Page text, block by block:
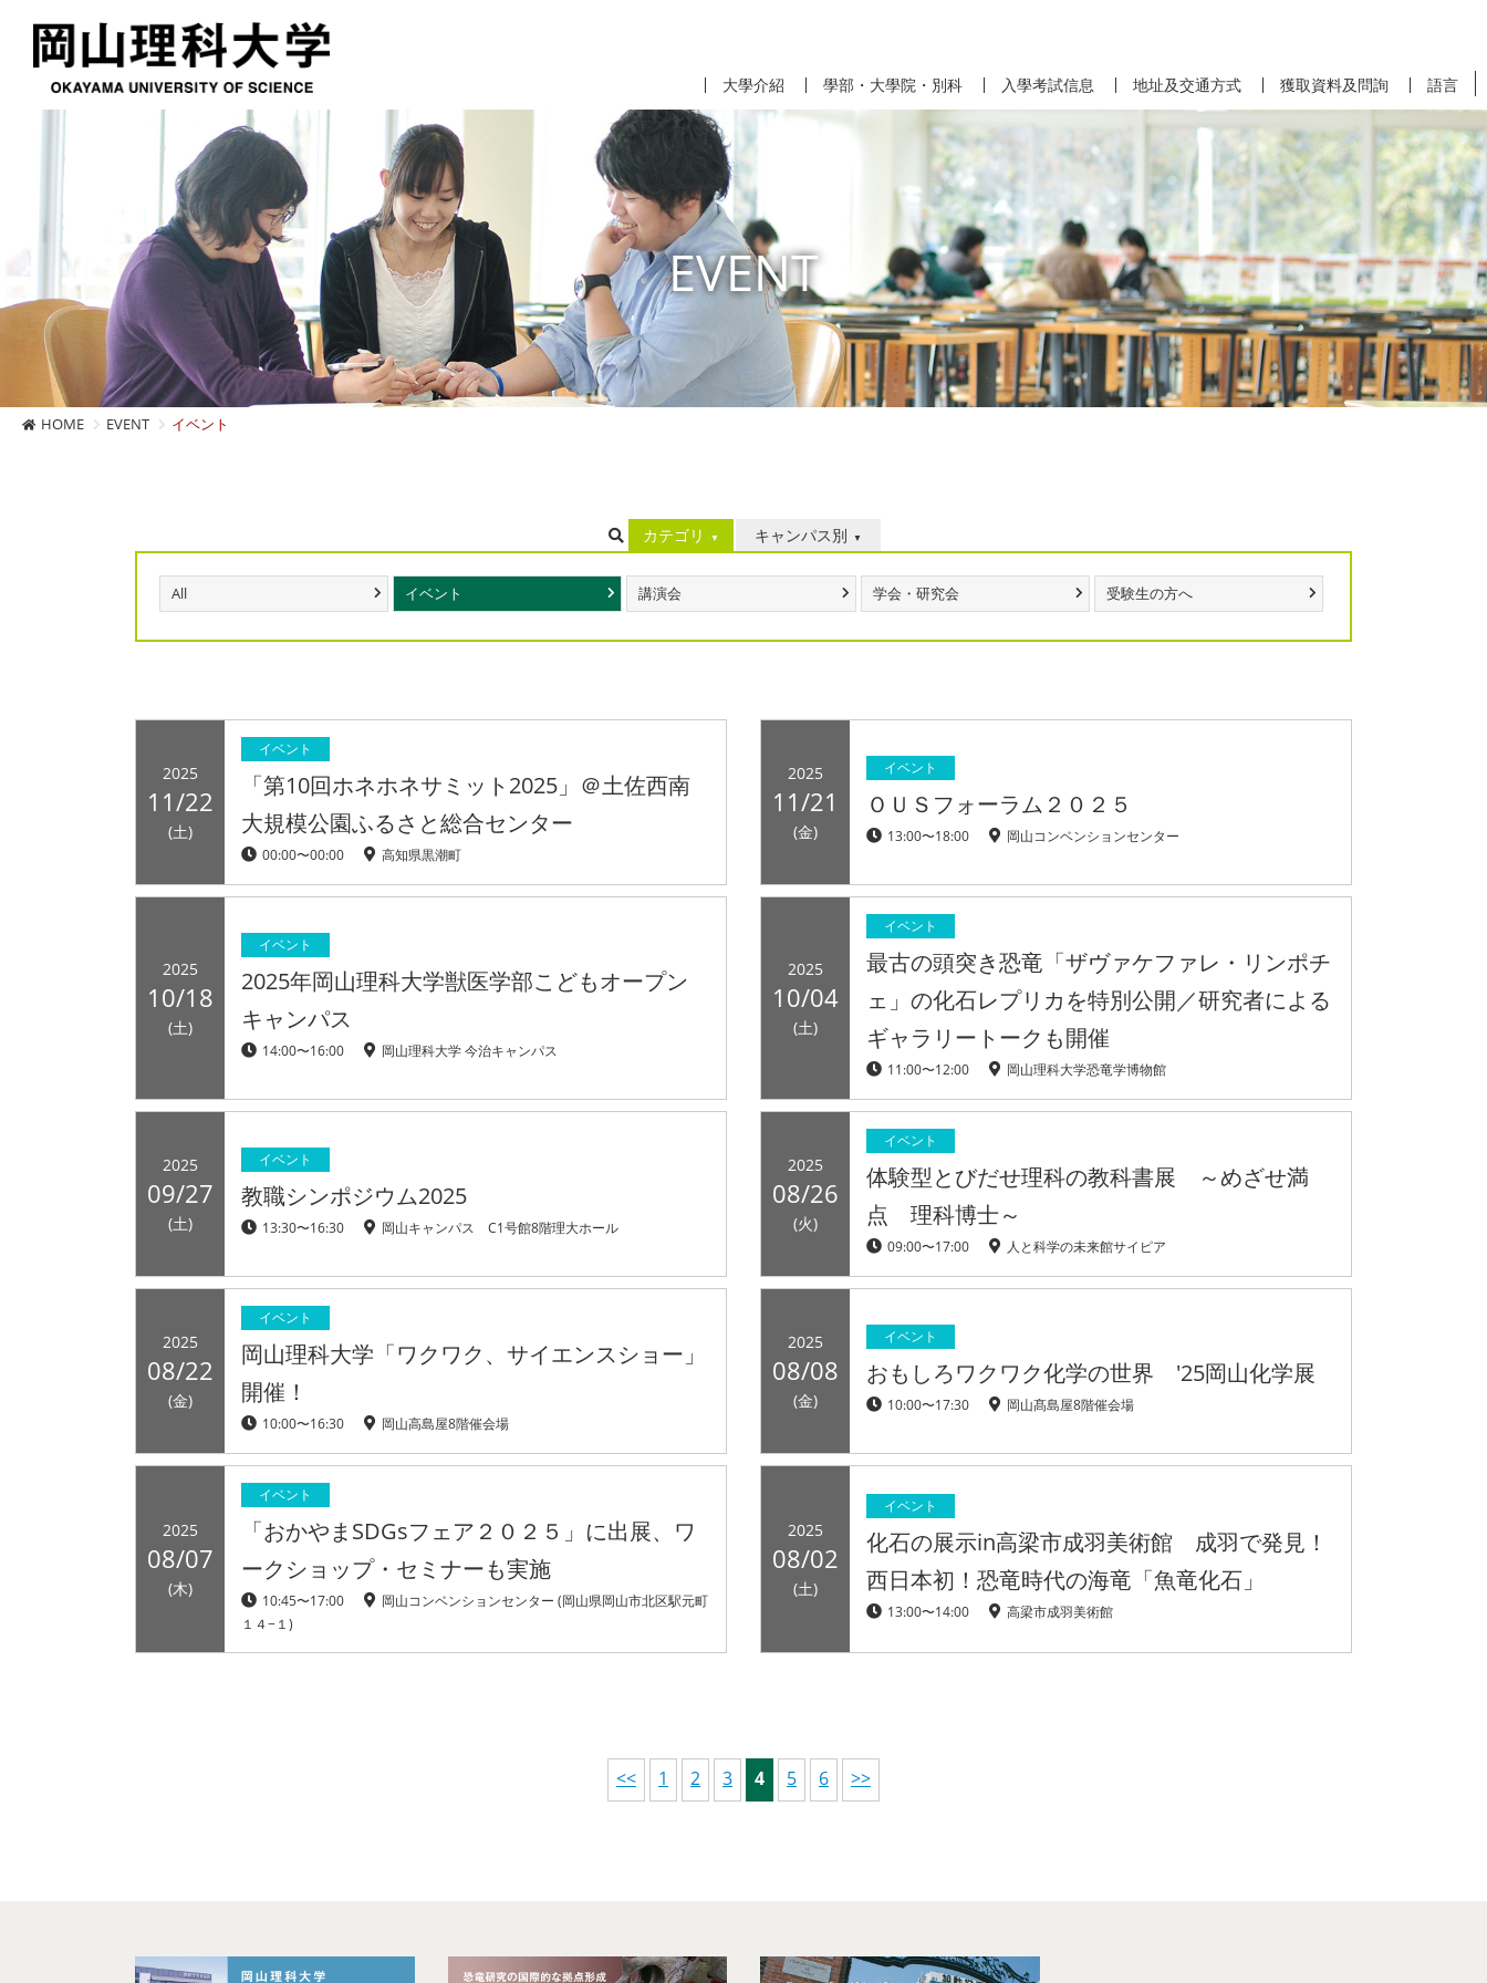
大學介紹 學部・大學院・別科 入學考試信息 地址及交通方式 獲取資料及問詢 語言
EVENT
HOME EVENT イベント
カテゴリ キャンパス別
All イベント 講演会 学会・研究会 受験生の方へ
2025
11/22
(土)
イベント
「第10回ホネホネサミット2025」＠土佐西南
大規模公園ふるさと総合センター
00:00〜00:00 高知県黒潮町
2025
11/21
(金)
イベント
ＯＵＳフォーラム２０２５
13:00〜18:00 岡山コンベンションセンター
2025
10/18
(土)
イベント
2025年岡山理科大学獣医学部こどもオープン
キャンパス
14:00〜16:00 岡山理科大学 今治キャンパス
2025
10/04
(土)
イベント
最古の頭突き恐竜「ザヴァケファレ・リンポチ
ェ」の化石レプリカを特別公開／研究者による
ギャラリートークも開催
11:00〜12:00 岡山理科大学恐竜学博物館
2025
09/27
(土)
イベント
教職シンポジウム2025
13:30〜16:30 岡山キャンパス C1号館8階理大ホール
2025
08/26
(火)
イベント
体験型とびだせ理科の教科書展 ～めざせ満
点 理科博士～
09:00〜17:00 人と科学の未来館サイピア
2025
08/22
(金)
イベント
岡山理科大学「ワクワク、サイエンスショー」
開催！
10:00〜16:30 岡山高島屋8階催会場
2025
08/08
(金)
イベント
おもしろワクワク化学の世界 '25岡山化学展
10:00〜17:30 岡山髙島屋8階催会場
2025
08/07
(木)
イベント
「おかやまSDGsフェア２０２５」に出展、ワ
ークショップ・セミナーも実施
10:45〜17:00
岡山コンベンションセンター (岡山県岡山市北区駅元町
１４−１)
2025
08/02
(土)
イベント
化石の展示in高梁市成羽美術館 成羽で発見！
西日本初！恐竜時代の海竜「魚竜化石」
13:00〜14:00 高梁市成羽美術館
<< 1 2 3 4 5 6 >>